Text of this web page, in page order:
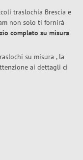
traslochia Brescia e
non solo ti fornirà
completo su misura
su misura , la
ai dettagli ci